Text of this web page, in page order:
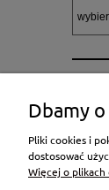
Dbamy
Pliki cookies i
dostosować
Więcej o